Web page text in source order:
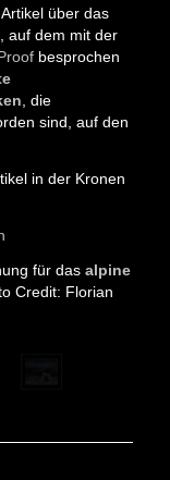
über das
auf dem mit der
besprochen
, die
sind, auf den
in der Kronen
für dasalpine
Credit: Florian